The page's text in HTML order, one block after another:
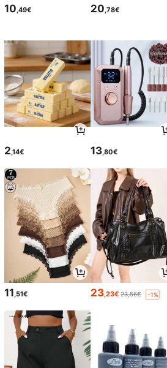
10 ,49€ 20 ,78€
2,14€ 13,80€
11,51€ 23,23€ 23,56€ -1%